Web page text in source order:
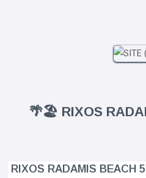
🌴🏖️ RIXOS
RIXOS RADAMIS BEACH